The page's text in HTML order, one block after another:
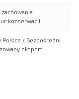
konserwacji
Polsce / Bezpośredni
ekspert